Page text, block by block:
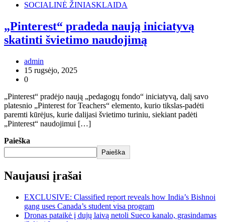
SOCIALINĖ ŽINIASKLAIDA
„Pinterest“ pradeda naują iniciatyvą
skatinti švietimo naudojimą
admin
15 rugsėjo, 2025
0
„Pinterest“ pradėjo naują „pedagogų fondo“ iniciatyvą, dalį savo
platesnio „Pinterest for Teachers“ elemento, kurio tikslas-padėti
paremti kūrėjus, kurie dalijasi švietimo turiniu, siekiant padėti
„Pinterest“ naudojimui […]
Paieška
Paieška
Naujausi įrašai
EXCLUSIVE: Classified report reveals how India’s Bishnoi
gang uses Canada’s student visa program
Dronas pataikė į dujų laivą netoli Sueco kanalo, grasindamas